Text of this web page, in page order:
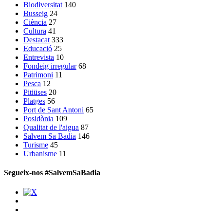
Biodiversitat 140
Busseig 24
Ciència 27
Cultura 41
Destacat 333
Educació 25
Entrevista 10
Fondeig irregular 68
Patrimoni 11
Pesca 12
Pitiüses 20
Platges 56
Port de Sant Antoni 65
Posidònia 109
Qualitat de l'aigua 87
Salvem Sa Badia 146
Turisme 45
Urbanisme 11
Segueix-nos #SalvemSaBadia